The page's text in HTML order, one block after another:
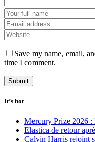
Save my name, email,
time I comment.
It’s hot
Mercury Prize 2026 :
Elastica de retour
Calvin Harris rejoint